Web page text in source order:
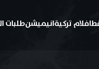
افلام تركيةانيميشنطلبات